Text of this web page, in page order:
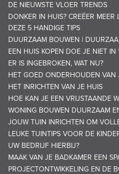
DE NIEUWSTE VLOER TRENDS
DONKER IN HUIS? CREËER
DEZE 5 HANDIGE TIPS
DUURZAAM BOUWEN |
EEN HUIS KOPEN DOE JE NIET IN
ER IS INGEBROKEN, WAT NU?
HET GOED ONDERHOUDEN VAN
HET INRICHTEN VAN JE HUIS
HOE KAN JE EEN VRIJSTAANDE
WONING BOUWEN DUURZAAM
JOUW TUIN INRICHTEN OM
LEUKE TUINTIPS VOOR DE
UW BEDRIJF HIERBIJ?
MAAK VAN JE BADKAMER EEN
PROJECTONTWIKKELING EN DE